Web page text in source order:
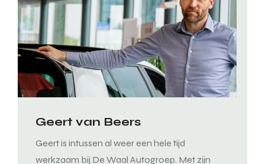
Geert van Beers
Geert is intussen al weer een hele tijd
werkzaam bij De Waal Autogroep. Met zijn